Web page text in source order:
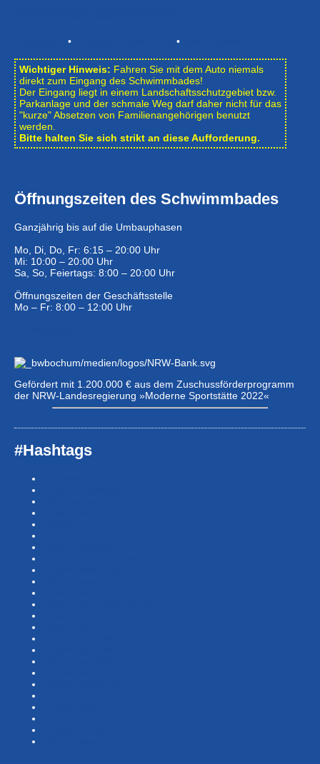
• •
Wichtiger Hinweis: Fahren Sie mit dem Auto niemals
direkt zum Eingang des Schwimmbades!
Der Eingang liegt in einem Landschafts­schutzgebiet bzw.
Park­anlage und der schmale Weg darf daher nicht für das
"kurze" Absetzen von Familienangehörigen benutzt
werden.
Bitte halten Sie sich strikt an diese Aufforderung.
Öffnungszeiten des Schwimmbades
Ganzjährig bis auf die Umbauphasen
Mo, Di, Do, Fr: 6:15 – 20:00 Uhr
Mi: 10:00 – 20:00 Uhr
Sa, So, Feiertags: 8:00 – 20:00 Uhr
Öffnungszeiten der Geschäftsstelle
Mo – Fr: 8:00 – 12:00 Uhr
Gefördert mit 1.200.000 € aus dem Zuschussförderprogramm
der NRW-Landesregierung »Moderne Sportstätte 2022«
#Hashtags